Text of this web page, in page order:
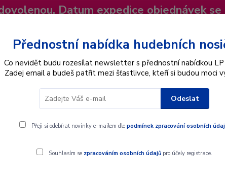
Datum expedice objednávek
Hledat
Interpret Dárkové
Přednostní nabídka hudebních
Co nevidět budu rozesílat newsletter s přednostní nabídkou LP
Zadej email a budeš patřit mezi šťastlivce, kteří si budou moci
Odeslat
Přeji si odebírat novinky e-mailem dle podmínek zpracování osobních
Souhlasím se zpracováním osobních údajůpro účely registrace.